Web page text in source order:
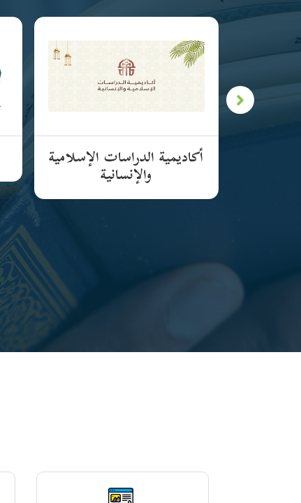
أكاديمية الدراسات الإسلامية
والإنسانية